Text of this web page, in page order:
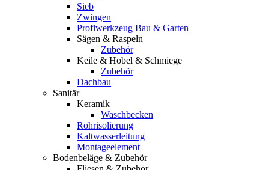
Sieb
Zwingen
Profiwerkzeug Bau & Garten
Sägen & Raspeln
Zubehör
Keile & Hobel & Schmiege
Zubehör
Dachbau
Sanitär
Keramik
Waschbecken
Rohrisolierung
Kaltwasserleitung
Montageelement
Bodenbeläge & Zubehör